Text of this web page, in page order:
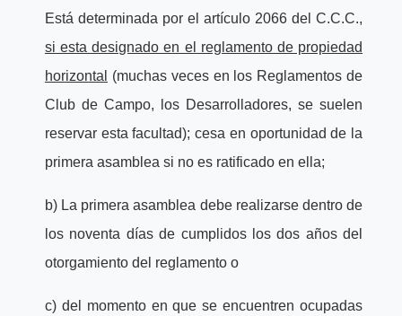
Está determinada por el artículo 2066 del C.C.C.,
si esta designado en el reglamento de propiedad
horizontal
(muchas veces en los Reglamentos de
Club de Campo, los Desarrolladores, se suelen
reservar esta facultad); cesa en oportunidad de la
primera asamblea si no es ratificado en ella;
b) La primera asamblea debe realizarse dentro de
los noventa días de cumplidos los dos años del
otorgamiento del reglamento o
c) del momento en que se encuentren ocupadas